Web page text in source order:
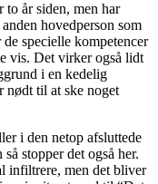
to år siden, men har
hovedperson som
specielle kompetencer
vis. Det virker også lidt
i en kedelig
nødt til at ske noget
i den netop afsluttede
stopper det også her.
infiltrere, men det bliver